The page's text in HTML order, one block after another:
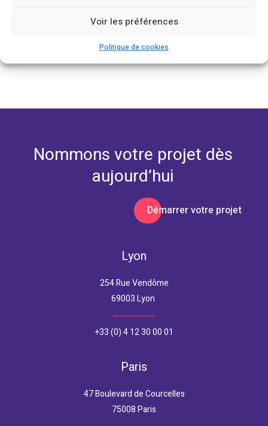
Voir les préférences
Politique de cookies
Nommons votre projet dès
aujourd’hui
Démarrer votre projet
Lyon
254 Rue Vendôme
69003 Lyon
+33 (0) 4 12 30 00 01
Paris
47 Boulevard de Courcelles
75008 Paris